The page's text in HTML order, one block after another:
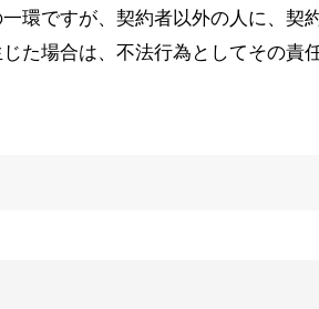
環ですが、契約者以外の人に、契
た場合は、不法行為としてその責